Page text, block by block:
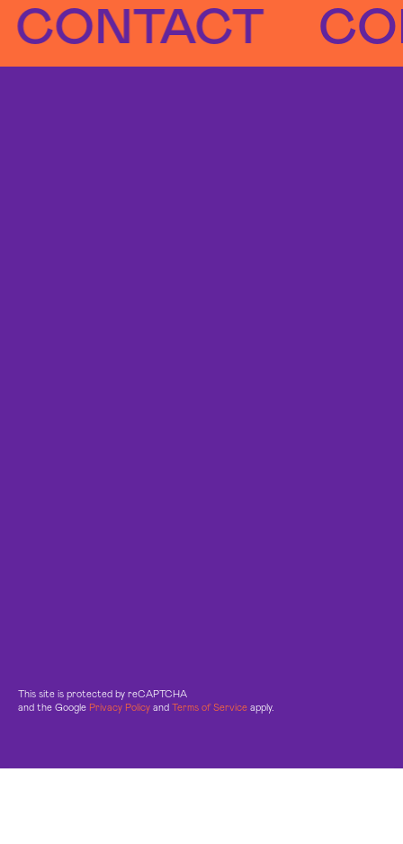
This site is protected by reCAPTCHA
and the Google Privacy Policy and Terms of Service apply.